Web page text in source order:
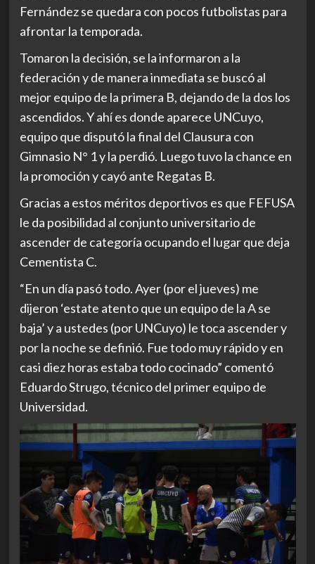
Fernández se quedara con pocos futbolistas para
afrontar la temporada.
Tomaron la decisión, se la informaron a la
federación y de manera inmediata se buscó al
mejor equipo de la primera B, dejando de la dos los
ascendidos. Y ahí es donde aparece UNCuyo,
equipo que disputó la final del Clausura con
Gimnasio N° 1 y la perdió. Luego tuvo la chance en
la promoción y cayó ante Regatas B.
Gracias a estos méritos deportivos es que FEFUSA
le da posibilidad al conjunto universitario de
ascender de categoría ocupando el lugar que deja
Cementista C.
“En un día pasó todo. Ayer (por el jueves) me
dijeron ‘estate atento que un equipo de la A se
baja’ y a ustedes (por UNCuyo) le toca ascender y
por la noche se definió. Fue todo muy rápido y en
casi diez horas estaba todo cocinado” comentó
Eduardo Strugo, técnico del primer equipo de
Universidad.